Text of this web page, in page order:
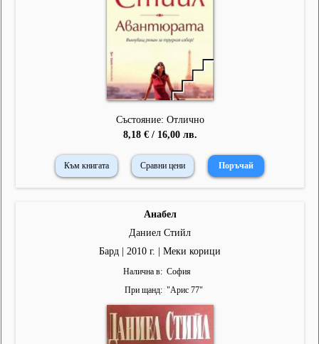
Състояние: Отлично
8,18 € / 16,00 лв.
Към книгата Сравни цени
Анабел
Даниел Стийл
Бард | 2010 г. | Меки корици
Налична в
София
При щанд
"Арис 77"